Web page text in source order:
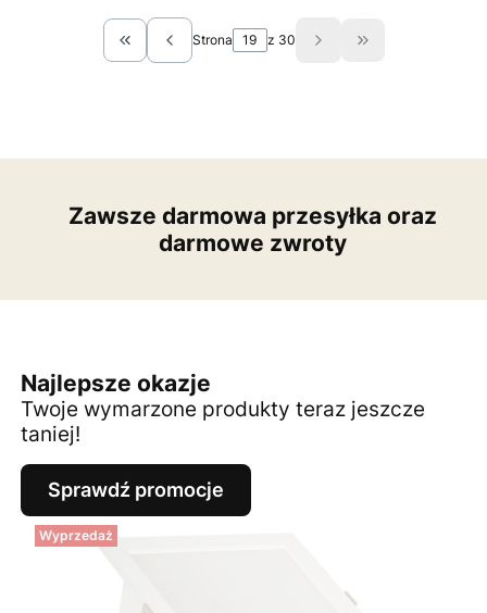
Wróć do pierwszej strony z produktami
Strona z 30 Przejdź do
Zawsze darmowa przesyłka oraz
darmowe zwroty
Najlepsze okazje
Twoje wymarzone produkty teraz jeszcze
taniej!
Sprawdź promocje
Wyprzedaż